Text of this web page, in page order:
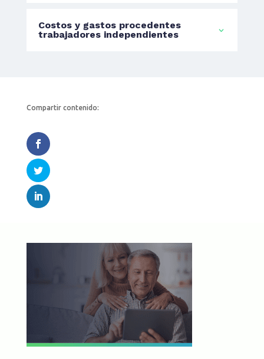
Costos y gastos procedentes
trabajadores independientes
Compartir contenido: